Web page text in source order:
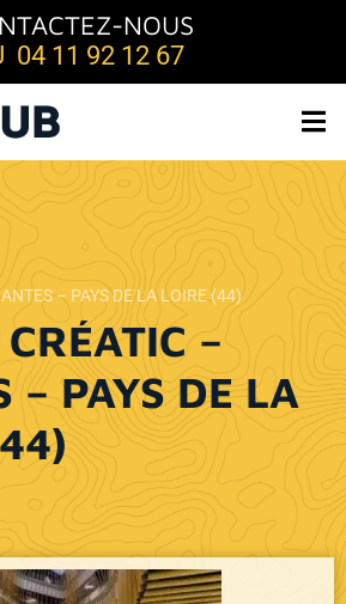
NOUS
04 11 92 12 67
–
– PAYS DE LA
– PAYS DE LA LOIRE (44)